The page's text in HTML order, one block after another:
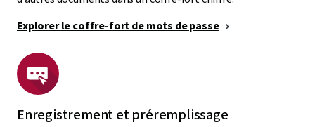
Explorer le coffre-fort de mots de passe
Enregistrement et préremplissage